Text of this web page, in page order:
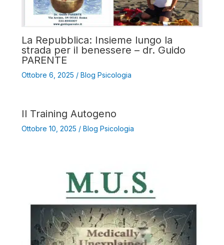
La Repubblica: Insieme lungo la
strada per il benessere – dr. Guido
PARENTE
Ottobre 6, 2025 / Blog Psicologia
Il Training Autogeno
Ottobre 10, 2025 / Blog Psicologia